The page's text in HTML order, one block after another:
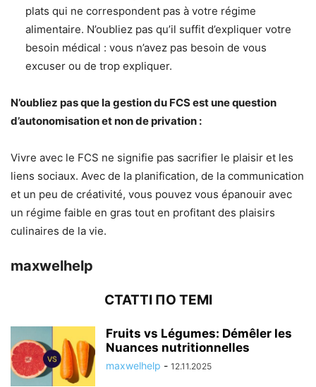
plats qui ne correspondent pas à votre régime
alimentaire. N’oubliez pas qu’il suffit d’expliquer votre
besoin médical : vous n’avez pas besoin de vous
excuser ou de trop expliquer.
N’oubliez pas que la gestion du FCS est une question
d’autonomisation et non de privation :
Vivre avec le FCS ne signifie pas sacrifier le plaisir et les
liens sociaux. Avec de la planification, de la communication
et un peu de créativité, vous pouvez vous épanouir avec
un régime faible en gras tout en profitant des plaisirs
culinaires de la vie.
maxwelhelp
СТАТТІ ПО ТЕМІ
Fruits vs Légumes: Démêler les
Nuances nutritionnelles
maxwelhelp - 12.11.2025